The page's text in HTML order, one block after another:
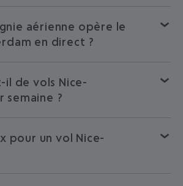
aérienne opère le
en direct ?
il de vols Nice-
semaine ?
pour un vol Nice-